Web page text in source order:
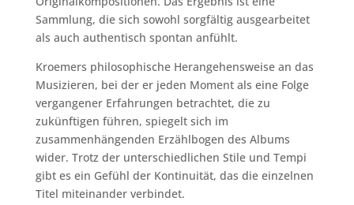
Sammlung, die sich sowohl sorgfältig ausgearbeitet
als auch authentisch spontan anfühlt.
Kroemers philosophische Herangehensweise an das
Musizieren, bei der er jeden Moment als eine Folge
vergangener Erfahrungen betrachtet, die zu
zukünftigen führen, spiegelt sich im
zusammenhängenden Erzählbogen des Albums
wider. Trotz der unterschiedlichen Stile und Tempi
gibt es ein Gefühl der Kontinuität, das die einzelnen
Titel miteinander verbindet.